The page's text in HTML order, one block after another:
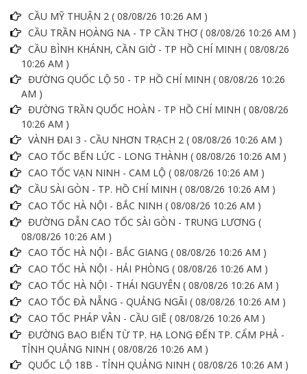
CẦU MỸ THUẬN 2 ( 08/08/26 10:26 AM )
CẦU TRẦN HOÀNG NA - TP CẦN THƠ ( 08/08/26 10:26 AM )
CẦU BÌNH KHÁNH, CẦN GIỜ - TP HỒ CHÍ MINH ( 08/08/26
10:26 AM )
ĐƯỜNG QUỐC LỘ 50 - TP HỒ CHÍ MINH ( 08/08/26 10:26
AM )
ĐƯỜNG TRẦN QUỐC HOÀN - TP HỒ CHÍ MINH ( 08/08/26
10:26 AM )
VÀNH ĐAI 3 - CẦU NHƠN TRẠCH 2 ( 08/08/26 10:26 AM )
CAO TỐC BẾN LỨC - LONG THÀNH ( 08/08/26 10:26 AM )
CAO TỐC VẠN NINH - CAM LỘ ( 08/08/26 10:26 AM )
CẦU SÀI GÒN - TP. HỒ CHÍ MINH ( 08/08/26 10:26 AM )
CAO TỐC HÀ NỘI - BẮC NINH ( 08/08/26 10:26 AM )
ĐƯỜNG DẪN CAO TỐC SÀI GÒN - TRUNG LƯƠNG (
08/08/26 10:26 AM )
CAO TỐC HÀ NỘI - BẮC GIANG ( 08/08/26 10:26 AM )
CAO TỐC HÀ NỘI - HẢI PHÒNG ( 08/08/26 10:26 AM )
CAO TỐC HÀ NỘI - THÁI NGUYÊN ( 08/08/26 10:26 AM )
CAO TỐC ĐÀ NẴNG - QUẢNG NGÃI ( 08/08/26 10:26 AM )
CAO TỐC PHÁP VÂN - CẦU GIẼ ( 08/08/26 10:26 AM )
ĐƯỜNG BAO BIỂN TỪ TP. HẠ LONG ĐẾN TP. CẨM PHẢ -
TỈNH QUẢNG NINH ( 08/08/26 10:26 AM )
QUỐC LỘ 18B - TỈNH QUẢNG NINH ( 08/08/26 10:26 AM )